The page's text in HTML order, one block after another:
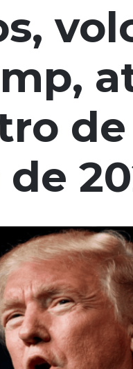
de